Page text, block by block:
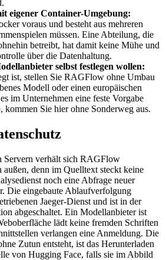
eigener Container-Umgebung:
voraus und besteht aus mehreren
müssen. Eine Abteilung, die
betreibt, hat damit keine Mühe und
über die Datenhaltung.
selbst festlegen wollen:
ist, stellen Sie RAGFlow ohne Umbau
Modell oder einen europäischen
im Unternehmen eine feste Vorgabe
kommen Sie hier ohne Sonderweg aus.
Servern verhält sich RAGFlow
denn im Quelltext steckt keine
noch eine Abfrage neuer
Die eingebaute Ablaufverfolgung
Jaeger-Dienst und ist in der
abgeschaltet. Ein Modellanbieter ist
lädt keine fremden Schriften
verlangen eine Anmeldung. Die
Zutun entsteht, ist das Herunterladen
von Hugging Face, falls sie im Abbild